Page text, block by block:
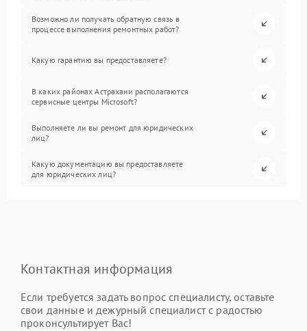
Возможно ли получать обратную связь в
процессе выполнения ремонтных работ?
Какую гарантию вы предоставляете?
В каких районах Астрахани располагаются
сервисные центры Microsoft?
Выполняете ли вы ремонт для юридических
лиц?
Какую документацию вы предоставляете
для юридических лиц?
Контактная информация
Если требуется задать вопрос специалисту, оставьте
свои данные и дежурный специалист с радостью
проконсультирует Вас!